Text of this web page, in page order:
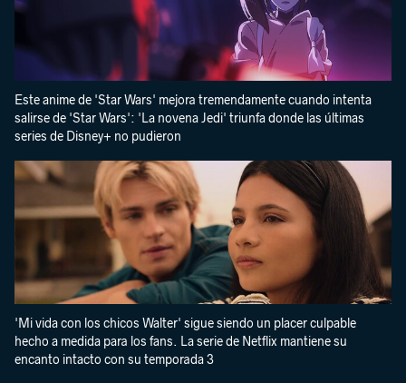
Este anime de 'Star Wars' mejora tremendamente cuando intenta
salirse de 'Star Wars': 'La novena Jedi' triunfa donde las últimas
series de Disney+ no pudieron
'Mi vida con los chicos Walter' sigue siendo un placer culpable
hecho a medida para los fans. La serie de Netflix mantiene su
encanto intacto con su temporada 3